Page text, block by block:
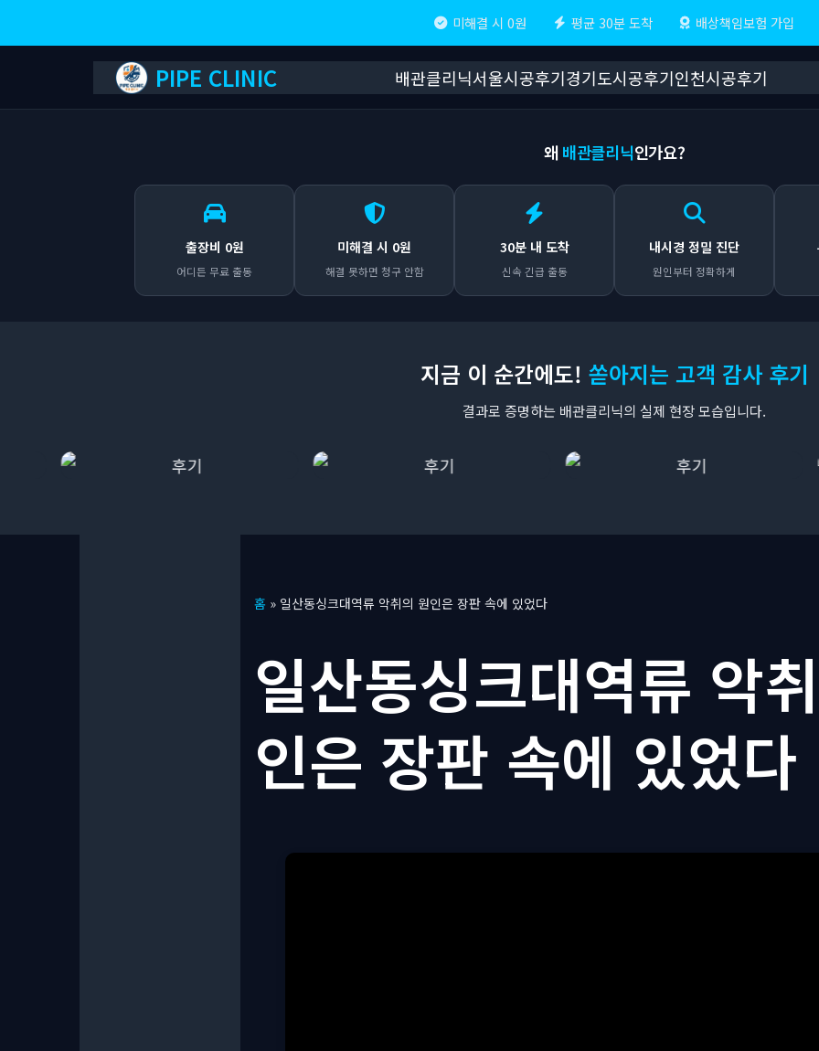
미해결 시 0원 평균 30분 도착 배상책임보험 가입
PIPE CLINIC 배관클리닉서울시공후기경기도시공후기인천시공후기
왜 배관클리닉인가요?
출장비 0원
어디든 무료 출동
미해결 시 0원
해결 못하면 청구 안함
30분 내 도착
신속 긴급 출동
내시경 정밀 진단
원인부터 정확하게
지금 이 순간에도! 쏟아지는 고객 감사 후기
결과로 증명하는 배관클리닉의 실제 현장 모습입니다.
홈 » 일산동싱크대역류 악취의 원인은 장판 속에 있었다
일산동싱크대역류 악
인은 장판 속에 있었다